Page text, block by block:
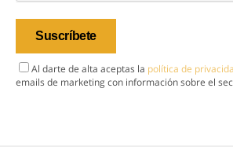
Al darte de alta aceptas la política de
emails de marketing con información sobre el